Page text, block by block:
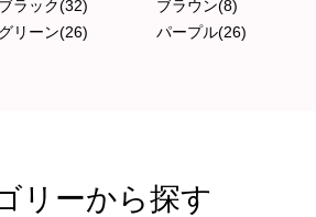
ブラック(32)
ブラウン(8)
グリーン(26) パープル(26)
リーから探す